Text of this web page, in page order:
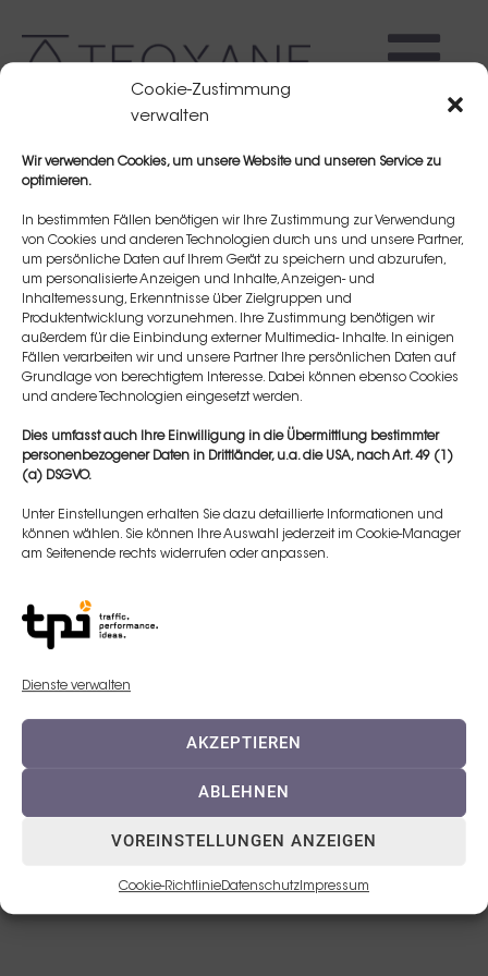
Cookie-Zustimmung
verwalten
Wir verwenden Cookies, um unsere Website und unseren Service zu
optimieren.
In bestimmten Fällen benötigen wir Ihre Zustimmung zur Verwendung
von Cookies und anderen Technologien durch uns und unsere Partner,
um persönliche Daten auf Ihrem Gerät zu speichern und abzurufen,
um personalisierte Anzeigen und Inhalte, Anzeigen- und
Inhaltemessung, Erkenntnisse über Zielgruppen und
Produktentwicklung vorzunehmen. Ihre Zustimmung benötigen wir
außerdem für die Einbindung externer Multimedia- Inhalte. In einigen
Fällen verarbeiten wir und unsere Partner Ihre persönlichen Daten auf
Grundlage von berechtigtem Interesse. Dabei können ebenso Cookies
und andere Technologien eingesetzt werden.
Dies umfasst auch Ihre Einwilligung in die Übermittlung bestimmter
personenbezogener Daten in Drittländer, u.a. die USA, nach Art. 49 (1)
(a) DSGVO.
Unter Einstellungen erhalten Sie dazu detaillierte Informationen und
können wählen. Sie können Ihre Auswahl jederzeit im Cookie-Manager
am Seitenende rechts widerrufen oder anpassen.
Dienste verwalten
AKZEPTIEREN
ABLEHNEN
VOREINSTELLUNGEN ANZEIGEN
Cookie-RichtlinieDatenschutz Impressum
Julia WEINDL
E-Mail:
Telefon: